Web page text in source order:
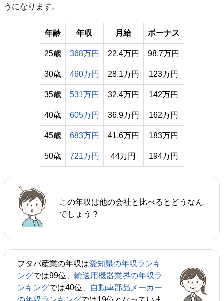
うになります。
年齢 年収 月給 ボーナス
25歳 368万円 22.4万円 98.7万円
30歳 460万円 28.1万円 123万円
35歳 531万円 32.4万円 142万円
40歳 605万円 36.9万円 162万円
45歳 683万円 41.6万円 183万円
50歳 721万円 44万円 194万円
この年収は他の会社と比べるとどうなん
でしょう？
フタバ産業の年収は愛知県の年収ランキ
ングでは99位、 輸送用機器業界の年収ラ
ンキングでは40位、
自動車部品メーカー